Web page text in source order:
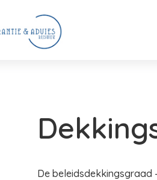
De beleidsdekkingsgraad